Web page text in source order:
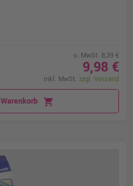
o. MwSt. 8,39 €
9,98 €
inkl. MwSt. zzgl. Versand
shopping_cart